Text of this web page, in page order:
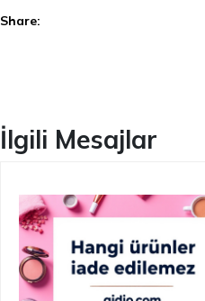
Share:
İlgili Mesajlar